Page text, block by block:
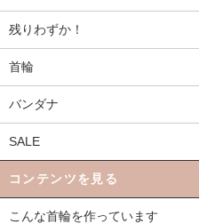
残りわずか！
首輪
バンダナ
SALE
コンテンツを見る
こんな首輪を作っています